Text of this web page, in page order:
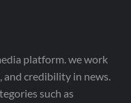
platform. we work
credibility in news.
such as